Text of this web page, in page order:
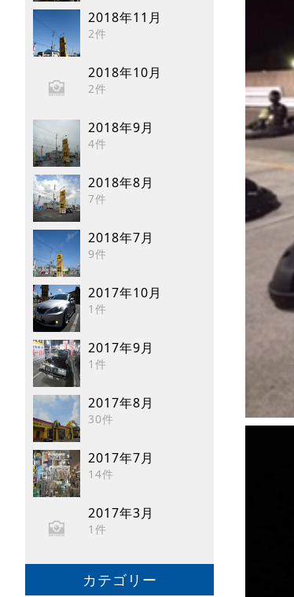
2018年11月
2件
2018年10月
2件
2018年9月
4件
2018年8月
7件
2018年7月
9件
2017年10月
1件
2017年9月
1件
2017年8月
30件
2017年7月
14件
2017年3月
1件
カテゴリー